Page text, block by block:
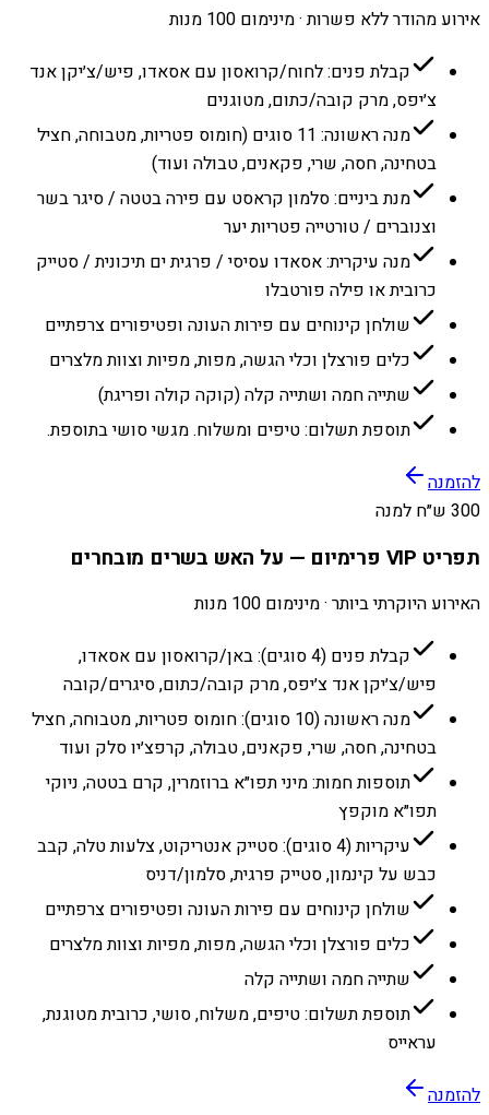
אירוע מהודר ללא פשרות · מינימום 100 מנות
קבלת פנים: לחוח/קרואסון עם אסאדו, פיש/צ׳יקן אנד
צ׳יפס, מרק קובה/כתום, מטוגנים
מנה ראשונה: 11 סוגים (חומוס פטריות, מטבוחה, חציל
בטחינה, חסה, שרי, פקאנים, טבולה ועוד)
מנת ביניים: סלמון קראסט עם פירה בטטה / סיגר בשר
וצנוברים / טורטייה פטריות יער
מנה עיקרית: אסאדו עסיסי / פרגית ים תיכונית / סטייק
כרובית או פילה פורטבלו
שולחן קינוחים עם פירות העונה ופטיפורים צרפתיים
כלים פורצלן וכלי הגשה, מפות, מפיות וצוות מלצרים
שתייה חמה ושתייה קלה (קוקה קולה ופריגת)
תוספת תשלום: טיפים ומשלוח. מגשי סושי בתוספת.
להזמנה
300 ש״ח למנה
תפריט VIP פרימיום — על האש בשרים מובחרים
האירוע היוקרתי ביותר · מינימום 100 מנות
קבלת פנים (4 סוגים): באן/קרואסון עם אסאדו,
פיש/צ׳יקן אנד צ׳יפס, מרק קובה/כתום, סיגרים/קובה
מנה ראשונה (10 סוגים): חומוס פטריות, מטבוחה, חציל
בטחינה, חסה, שרי, פקאנים, טבולה, קרפצ׳יו סלק ועוד
תוספות חמות: מיני תפו״א ברוזמרין, קרם בטטה, ניוקי
תפו״א מוקפץ
עיקריות (4 סוגים): סטייק אנטריקוט, צלעות טלה, קבב
כבש על קינמון, סטייק פרגית, סלמון/דניס
שולחן קינוחים עם פירות העונה ופטיפורים צרפתיים
כלים פורצלן וכלי הגשה, מפות, מפיות וצוות מלצרים
שתייה חמה ושתייה קלה
תוספת תשלום: טיפים, משלוח, סושי, כרובית מטוגנת,
עראייס
להזמנה